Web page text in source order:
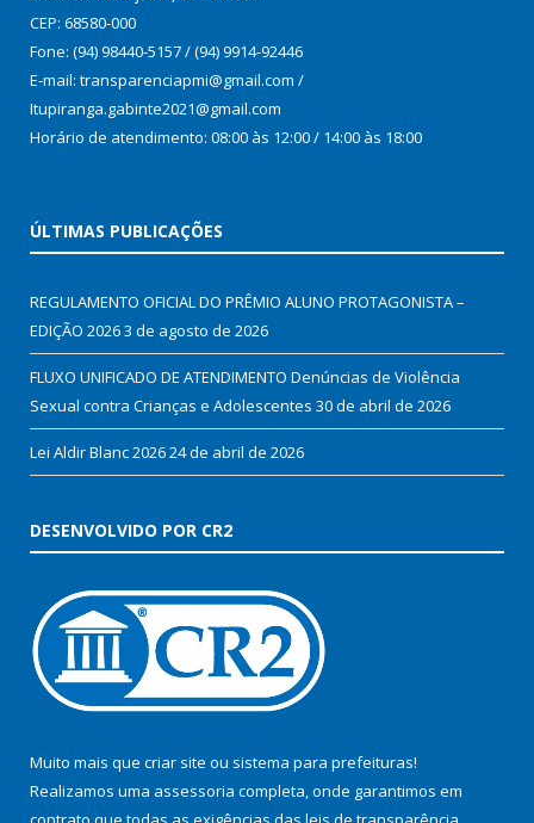
CEP: 68580-000
Fone: (94) 98440-5157 / (94) 9914-92446
E-mail: transparenciapmi@gmail.com /
Itupiranga.gabinte2021@gmail.com
Horário de atendimento: 08:00 às 12:00 / 14:00 às 18:00
ÚLTIMAS PUBLICAÇÕES
REGULAMENTO OFICIAL DO PRÊMIO ALUNO PROTAGONISTA –
EDIÇÃO 20263 de agosto de 2026
FLUXO UNIFICADO DE ATENDIMENTO Denúncias de Violência
Sexual contra Crianças e Adolescentes 30 de abril de 2026
Lei Aldir Blanc 202624 de abril de 2026
DESENVOLVIDO POR CR2
Muito mais que criar site ou sistema para prefeituras!
Realizamos uma assessoria completa, onde garantimos em